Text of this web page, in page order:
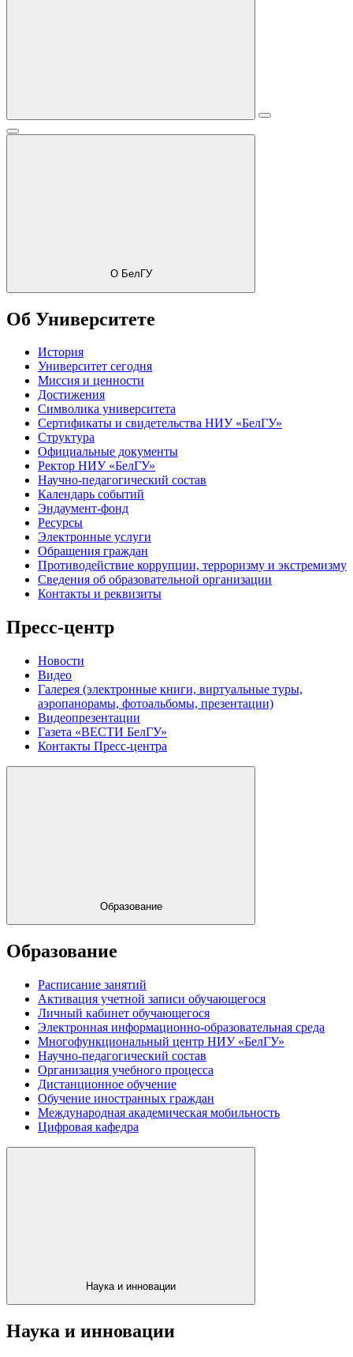
О БелГУ
Об Университете
История
Университет сегодня
Миссия и ценности
Достижения
Символика университета
Сертификаты и свидетельства НИУ «БелГУ»
Структура
Официальные документы
Ректор НИУ «БелГУ»
Научно-педагогический состав
Календарь событий
Эндаумент-фонд
Ресурсы
Электронные услуги
Обращения граждан
Противодействие коррупции, терроризму и экстремизму
Сведения об образовательной организации
Контакты и реквизиты
Пресс-центр
Новости
Видео
Галерея (электронные книги, виртуальные туры,
аэропанорамы, фотоальбомы, презентации)
Видеопрезентации
Газета «ВЕСТИ БелГУ»
Контакты Пресс-центра
Образование
Образование
Расписание занятий
Активация учетной записи обучающегося
Личный кабинет обучающегося
Электронная информационно-образовательная среда
Многофункциональный центр НИУ «БелГУ»
Научно-педагогический состав
Организация учебного процесса
Дистанционное обучение
Обучение иностранных граждан
Международная академическая мобильность
Цифровая кафедра
Наука и инновации
Наука и инновации